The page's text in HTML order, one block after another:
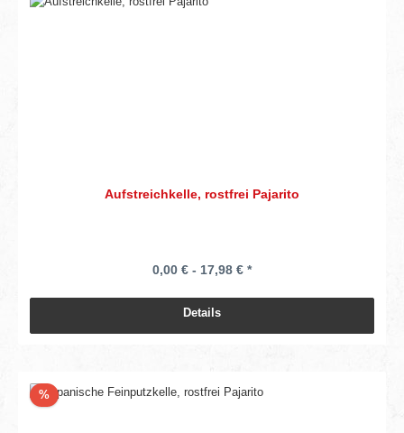
Aufstreichkelle, rostfrei Pajarito
0,00 € - 17,98 € *
Details
%Rabatt